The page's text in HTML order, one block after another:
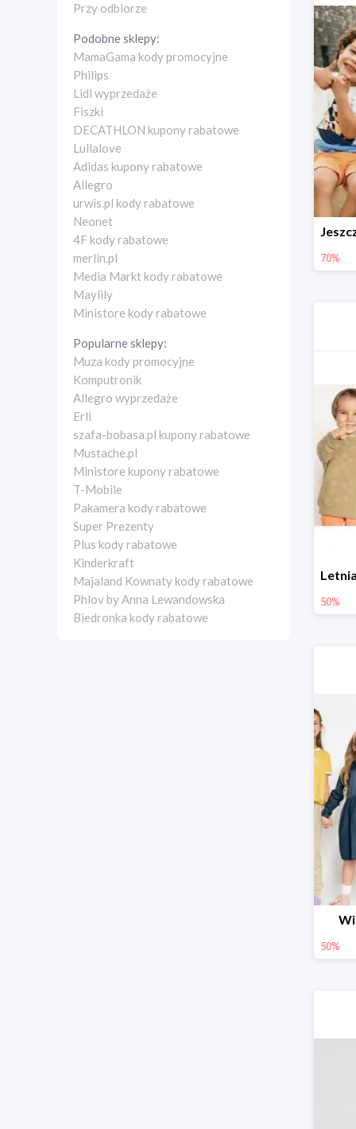
Przy odbiorze
Podobne sklepy:
MamaGama kody promocyjne
Philips
Lidl wyprzedaże
Fiszki
DECATHLON kupony rabatowe
Lullalove
Adidas kupony rabatowe
Allegro
urwis.pl kody rabatowe
Neonet
4F kody rabatowe
merlin.pl
Media Markt kody rabatowe
Maylily
Ministore kody rabatowe
Popularne sklepy:
Muza kody promocyjne
Komputronik
Allegro wyprzedaże
Erli
szafa-bobasa.pl kupony rabatowe
Mustache.pl
Ministore kupony rabatowe
T-Mobile
Pakamera kody rabatowe
Super Prezenty
Plus kody rabatowe
Kinderkraft
Majaland Kownaty kody rabatowe
Phlov by Anna Lewandowska
Biedronka kody rabatowe
70%
50%
50%